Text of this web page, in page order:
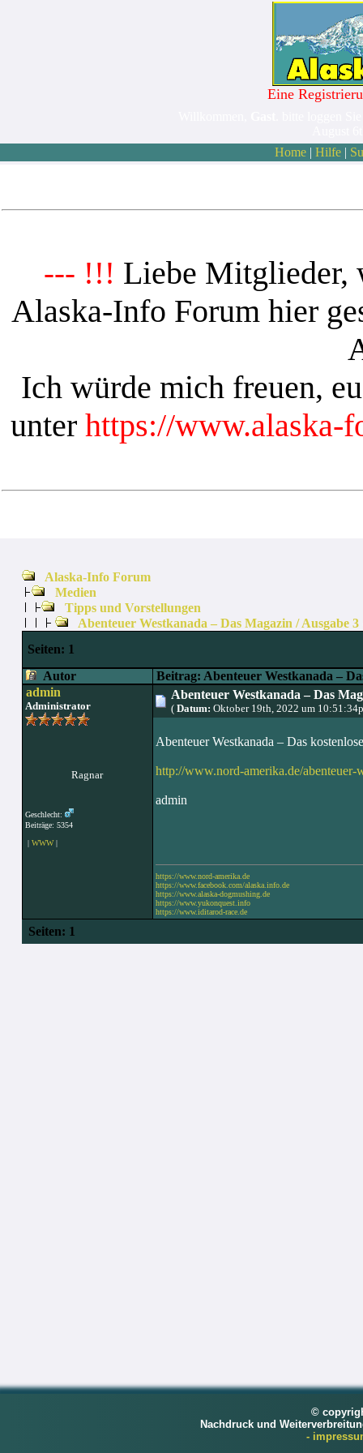
Eine
Home| Hilfe|
--- !!! Liebe Mitglieder,
Alaska-Info Forum hier
Ich würde mich freuen,
unter https://www.alaska-
Alaska-Info Forum
Medien
Tipps und Vorstellungen
Abenteuer Westkanada – Das Magazin / Ausgabe 3
Seiten: 1
Autor
Beitrag: Abenteuer Westkanada –
admin
Administrator
Ragnar
Geschlecht:
Beiträge: 5354
| WWW|
Abenteuer Westkanada – Das
(Datum: Oktober 19th, 2022 um
Abenteuer Westkanada – Das
http://www.nord-amerika.de/abenteuer-
admin
https://www.nord-amerika.de
https://www.facebook.com/alaska.info.de
https://www.alaska-dogmushing.de
https://www.yukonquest.info
https://www.iditarod-race.de
Seiten: 1
©
Nachdruck und
-